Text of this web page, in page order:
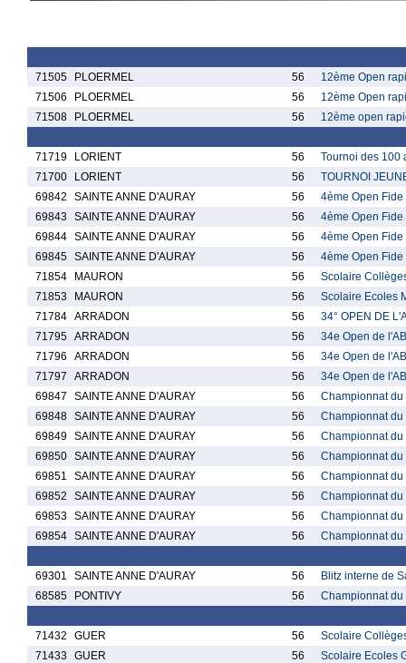
71505 PLOERMEL 56
12ème Open
71506
PLOERMEL 56
12ème Open
71508
PLOERMEL 56 12ème open
71719 LORIENT 56
Tournoi des 100
71700
LORIENT 56
TOURNOI
69842
SAINTE ANNE D'AURAY 56
4ème Open Fide
69843
SAINTE ANNE D'AURAY 56
4ème Open Fide
69844 SAINTE ANNE D'AURAY 56
4ème Open Fide
69845 SAINTE ANNE D'AURAY 56
4ème Open Fide
71854
MAURON 56
Scolaire
71853
MAURON 56
Scolaire Ecoles
71784 ARRADON 56
34° OPEN DE
71795 ARRADON 56
34e Open de
71796
ARRADON 56
34e Open de
71797
ARRADON 56
34e Open de
69847
SAINTE ANNE D'AURAY 56
Championnat du
69848 SAINTE ANNE D'AURAY 56
Championnat du
69849 SAINTE ANNE D'AURAY 56
Championnat du
69850 SAINTE ANNE D'AURAY 56
Championnat du
69851
SAINTE ANNE D'AURAY 56
Championnat du
69852
SAINTE ANNE D'AURAY 56
Championnat du
69853 SAINTE ANNE D'AURAY 56
Championnat du
69854 SAINTE ANNE D'AURAY 56 Championnat du
69301 SAINTE ANNE D'AURAY 56
Blitz interne de
68585
PONTIVY 56 Championnat
71432 GUER 56
Scolaire
71433
GUER 56
Scolaire Ecoles